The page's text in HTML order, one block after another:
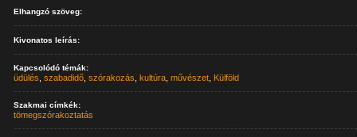
Elhangzó szöveg:
Kivonatos leírás:
Kapcsolódó témák:
üdülés ,szabadidő ,szórakozás ,kultúra ,művészet Külföld
Szakmai címkék:
tömegszórakoztatás